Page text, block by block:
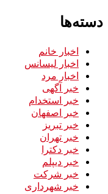
دسته‌ها
اخبار خانم
اخبار لیسانس
اخبار مرد
خبر آگهی
خبر استخدام
خبر اصفهان
خبر تبریز
خبر تهران
خبر دکترا
خبر دیپلم
خبر شرکت
خبر شهرداری